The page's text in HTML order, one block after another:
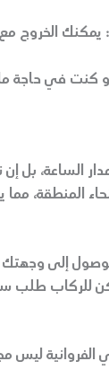
يمكنك الخروج
كنت في حاجة
الساعة، بل إن
المنطقة، مما
إلى
للركاب طلب
ليس